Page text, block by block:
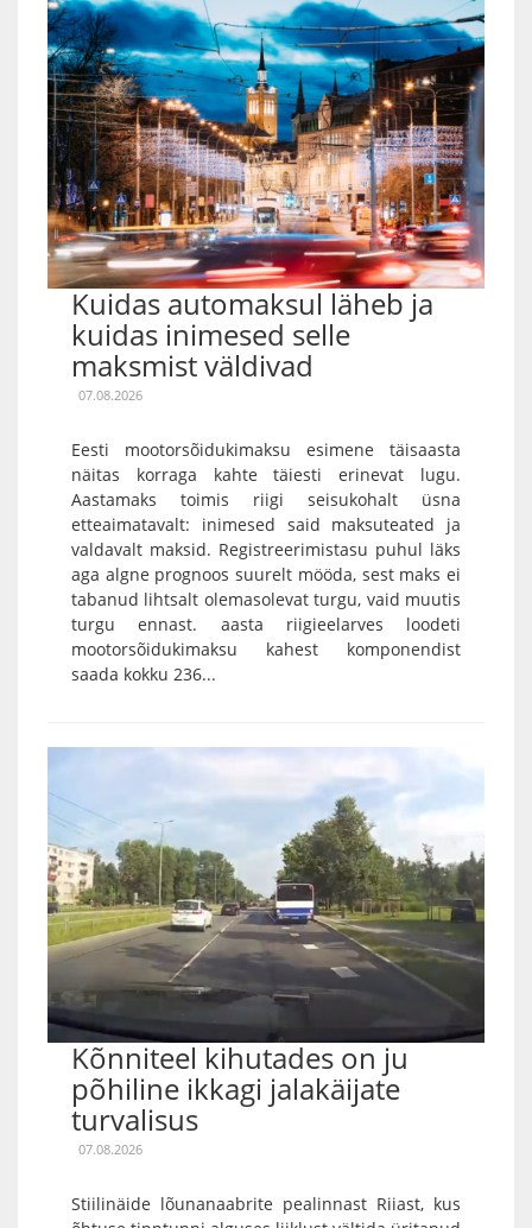
Kuidas automaksul läheb ja
kuidas inimesed selle
maksmist väldivad
07.08.2026
Eesti mootorsõidukimaksu esimene täisaasta
näitas korraga kahte täiesti erinevat lugu.
Aastamaks toimis riigi seisukohalt üsna
etteaimatavalt: inimesed said maksuteated ja
valdavalt maksid. Registreerimistasu puhul läks
aga algne prognoos suurelt mööda, sest maks ei
tabanud lihtsalt olemasolevat turgu, vaid muutis
turgu ennast. aasta riigieelarves loodeti
mootorsõidukimaksu kahest komponendist
saada kokku 236...
Kõnniteel kihutades on ju
põhiline ikkagi jalakäijate
turvalisus
07.08.2026
Stiilinäide lõunanaabrite pealinnast Riiast, kus